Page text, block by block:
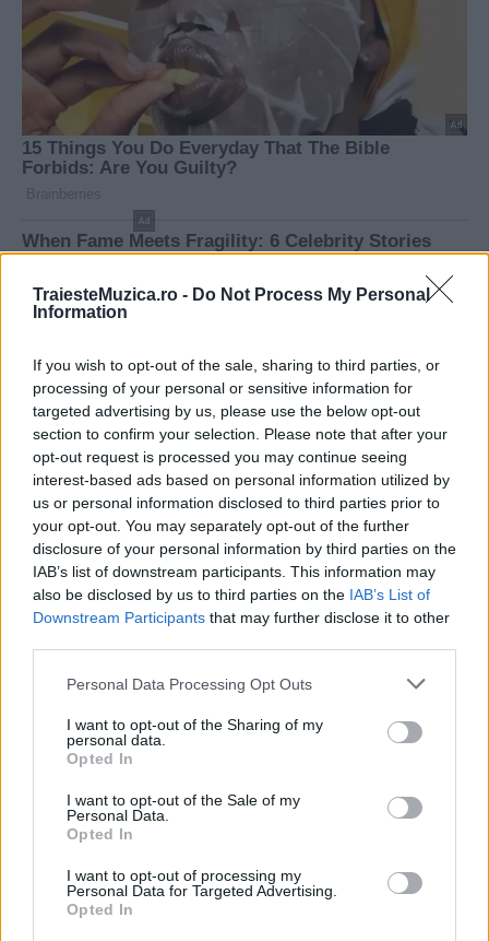
TraiesteMuzica.ro - Do Not Process My Personal
Information
If you wish to opt-out of the sale, sharing to third parties, or
processing of your personal or sensitive information for
targeted advertising by us, please use the below opt-out
section to confirm your selection. Please note that after your
opt-out request is processed you may continue seeing
interest-based ads based on personal information utilized by
us or personal information disclosed to third parties prior to
your opt-out. You may separately opt-out of the further
disclosure of your personal information by third parties on the
IAB’s list of downstream participants. This information may
also be disclosed by us to third parties on the IAB’s List of
Downstream Participants that may further disclose it to other
Please note that this website/app uses one or more Google
not limited to your visit or usage behaviour. You may click to
grant or deny consent to Google and its third-party tags to
use your data for below specified purposes in below Google
consent section.
Personal Data Processing Opt Outs
I want to opt-out of the Sharing of my
personal data.
Opted In
I want to opt-out of the Sale of my
Personal Data.
Opted In
I want to opt-out of processing my
Personal Data for Targeted Advertising.
Opted In